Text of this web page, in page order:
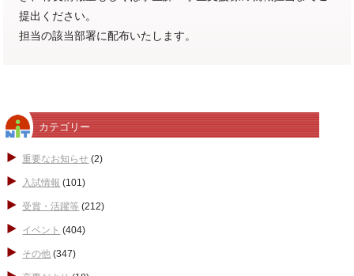
提出ください。
担当の該当部署に配布いたします。
カテゴリー
重要なお知らせ (2)
入試情報 (101)
受賞・活躍等 (212)
イベント (404)
その他 (347)